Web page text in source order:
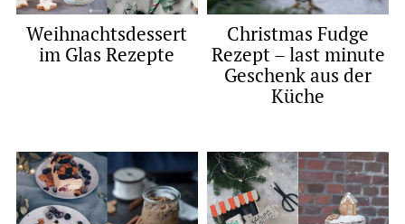
Weihnachtsdessert
im Glas Rezepte
Christmas Fudge
Rezept – last minute
Geschenk aus der
Küche